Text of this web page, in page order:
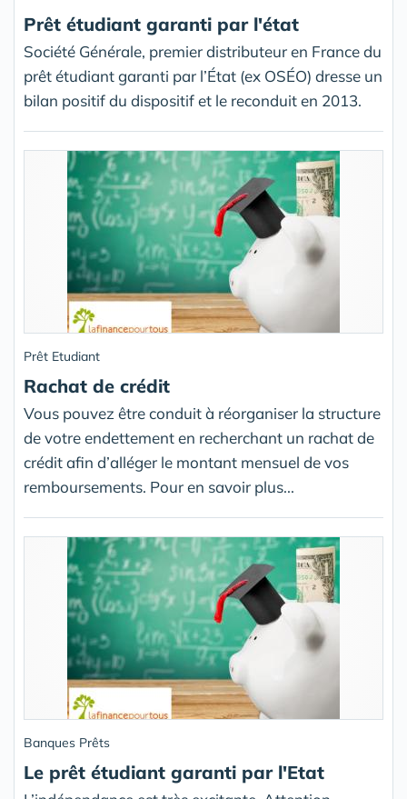
Prêt étudiant garanti par l'état
Société Générale, premier distributeur en France du
prêt étudiant garanti par l’État (ex OSÉO) dresse un
bilan positif du dispositif et le reconduit en 2013.
Prêt Etudiant
Rachat de crédit
Vous pouvez être conduit à réorganiser la structure
de votre endettement en recherchant un rachat de
crédit afin d’alléger le montant mensuel de vos
remboursements. Pour en savoir plus...
Banques Prêts
Le prêt étudiant garanti par l'Etat